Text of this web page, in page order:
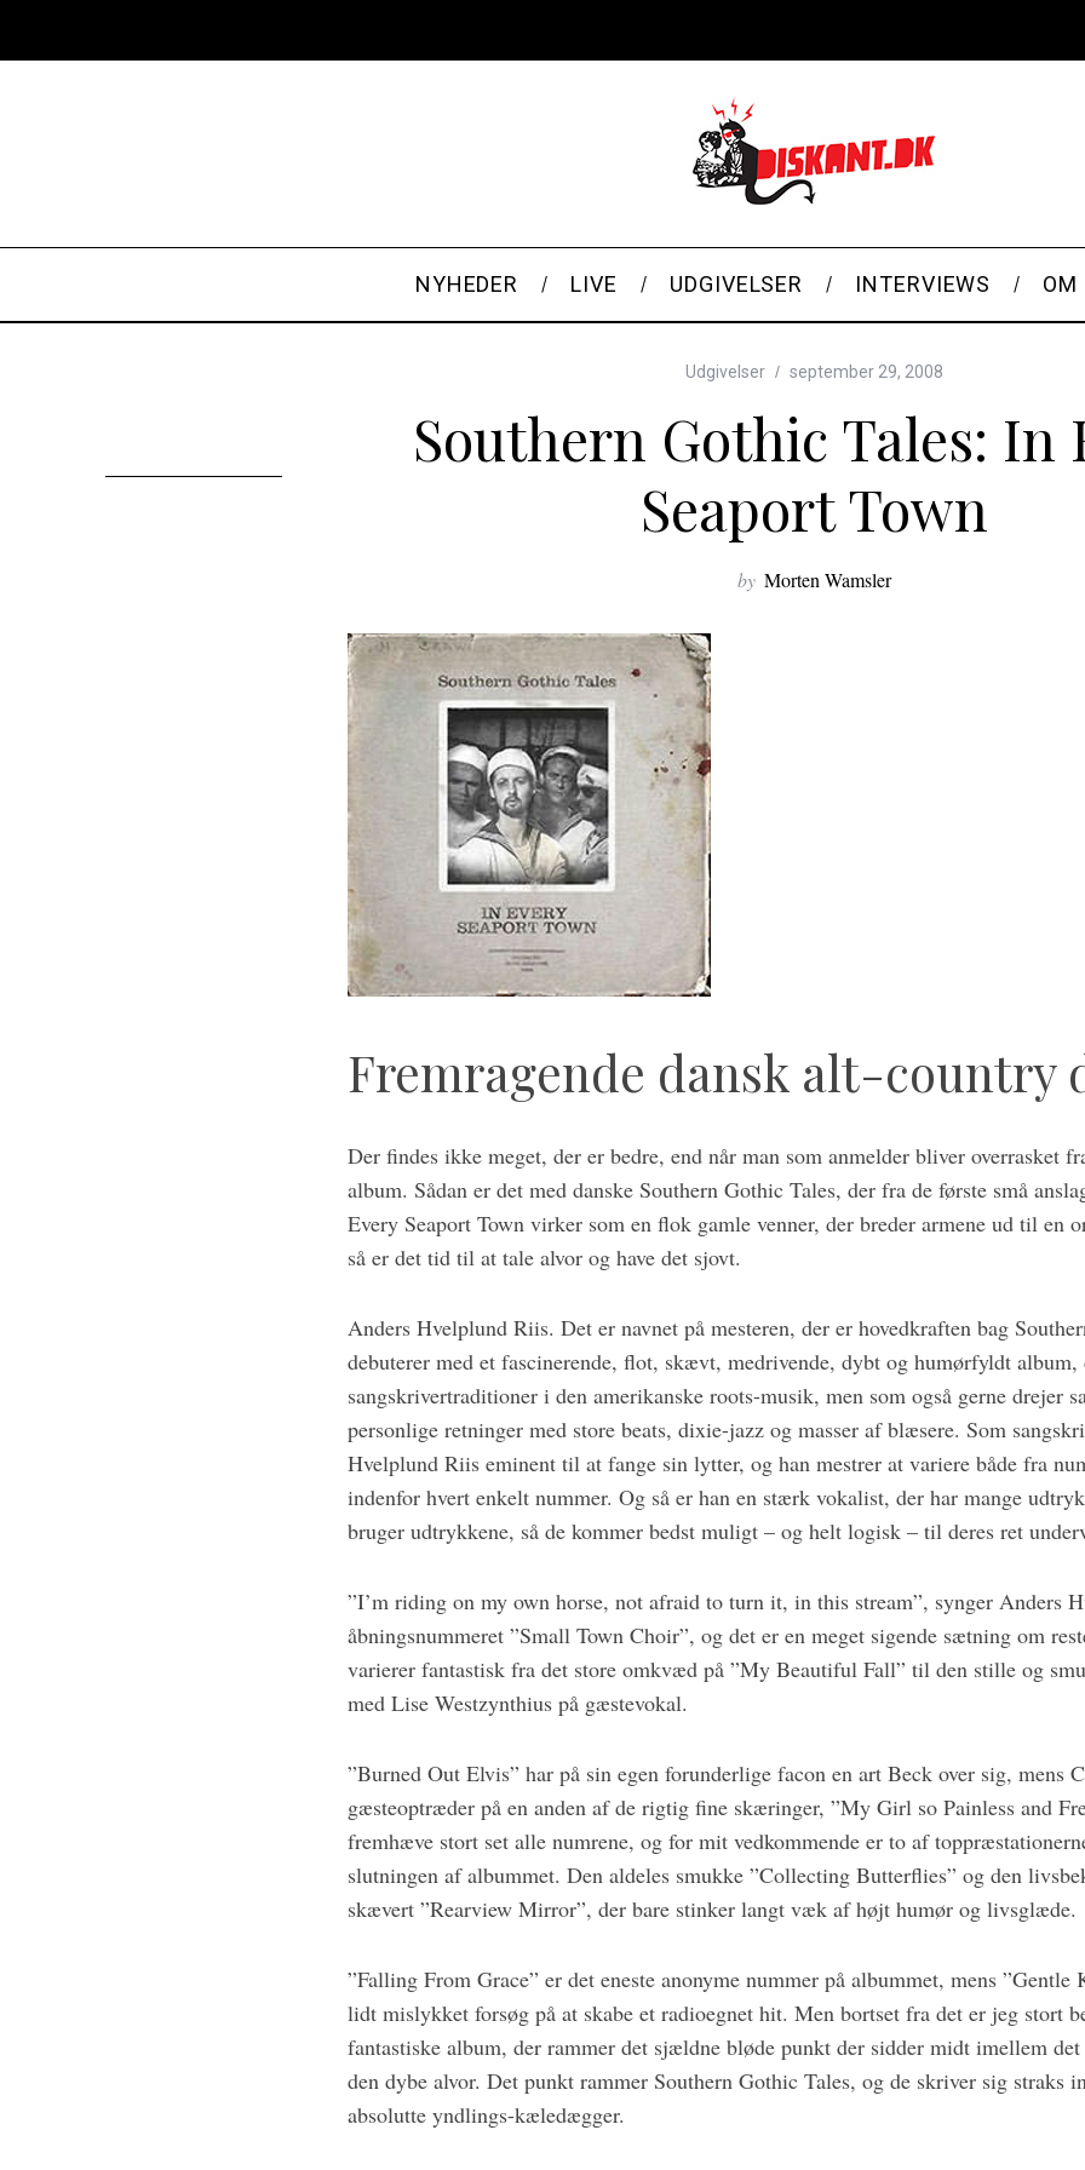
NYHEDER LIVE UDGIVELSER INTERVIEWS OM
Udgivelser september 29, 2008
Southern Gothic Tales: In
Seaport Town
by Morten Wamsler
Fremragende dansk alt-country
Der findes ikke meget, der er bedre, end når man som anmelder bliver overrasket
album. Sådan er det med danske Southern Gothic Tales, der fra de første små
Every Seaport Town virker som en flok gamle venner, der breder armene ud til en
så er det tid til at tale alvor og have det sjovt.
Anders Hvelplund Riis. Det er navnet på mesteren, der er hovedkraften bag
debuterer med et fascinerende, flot, skævt, medrivende, dybt og humørfyldt
sangskrivertraditioner i den amerikanske roots-musik, men som også gerne drejer
personlige retninger med store beats, dixie-jazz og masser af blæsere. Som
Hvelplund Riis eminent til at fange sin lytter, og han mestrer at variere både fra
indenfor hvert enkelt nummer. Og så er han en stærk vokalist, der har mange
bruger udtrykkene, så de kommer bedst muligt – og helt logisk – til deres ret
”I’m riding on my own horse, not afraid to turn it, in this stream”, synger Anders
åbningsnummeret ”Small Town Choir”, og det er en meget sigende sætning om
varierer fantastisk fra det store omkvæd på ”My Beautiful Fall” til den stille og
med Lise Westzynthius på gæstevokal.
”Burned Out Elvis” har på sin egen forunderlige facon en art Beck over sig, mens
gæsteoptræder på en anden af de rigtig fine skæringer, ”My Girl so Painless and
fremhæve stort set alle numrene, og for mit vedkommende er to af
slutningen af albummet. Den aldeles smukke ”Collecting Butterflies” og den
skævert ”Rearview Mirror”, der bare stinker langt væk af højt humør og livsglæde.
”Falling From Grace” er det eneste anonyme nummer på albummet, mens
lidt mislykket forsøg på at skabe et radioegnet hit. Men bortset fra det er jeg stort
fantastiske album, der rammer det sjældne bløde punkt der sidder midt imellem
den dybe alvor. Det punkt rammer Southern Gothic Tales, og de skriver sig straks
absolutte yndlings-kæledægger.